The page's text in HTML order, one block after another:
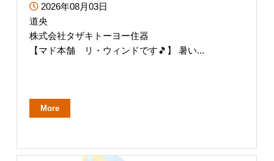
2026年08月03日
道央
株式会社タザキトーヨー住器
【マド本舗 リ・ウィンドです🎵】 暑い...
More